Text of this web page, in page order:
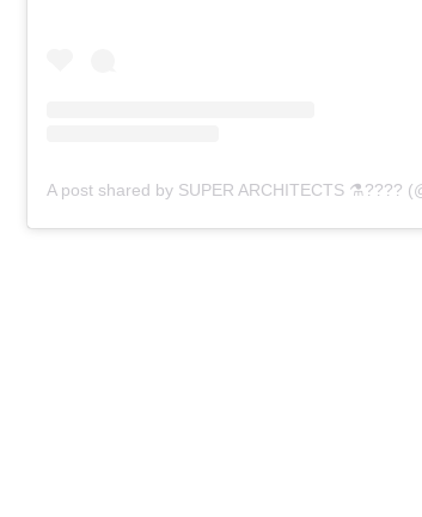
A post shared by SUPER ARCHITECTS ⚗️???‍?